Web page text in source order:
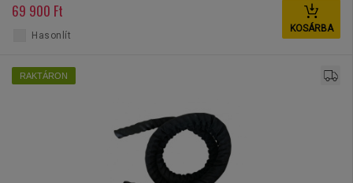
69 900 Ft
KOSÁRBA
Hasonlít
RAKTÁRON